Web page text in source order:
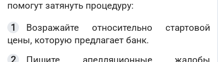
помогут затянуть процедуру:
Возражайте относительно стартовой
цены, которую предлагает банк.